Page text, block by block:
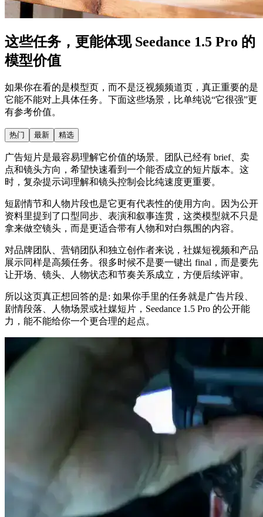
这些任务，更能体现 Seedance 1.5 Pro 的
模型价值
如果你在看的是模型页，而不是泛视频频道页，真正重要的是
它能不能对上具体任务。下面这些场景，比单纯说“它很强”更
有参考价值。
热门 最新 精选
广告短片是最容易理解它价值的场景。团队已经有 brief、卖
点和镜头方向，希望快速看到一个能否成立的短片版本。这
时，复杂提示词理解和镜头控制会比纯速度更重要。
短剧情节和人物片段也是它更有代表性的使用方向。因为公开
资料里提到了口型同步、表演和叙事连贯，这类模型就不只是
拿来做空镜头，而是更适合带有人物和对白氛围的内容。
对品牌团队、营销团队和独立创作者来说，社媒短视频和产品
展示同样是高频任务。很多时候不是要一键出 final，而是要先
让开场、镜头、人物状态和节奏关系成立，方便后续评审。
所以这页真正想回答的是: 如果你手里的任务就是广告片段、
剧情段落、人物场景或社媒短片，Seedance 1.5 Pro 的公开能
力，能不能给你一个更合理的起点。